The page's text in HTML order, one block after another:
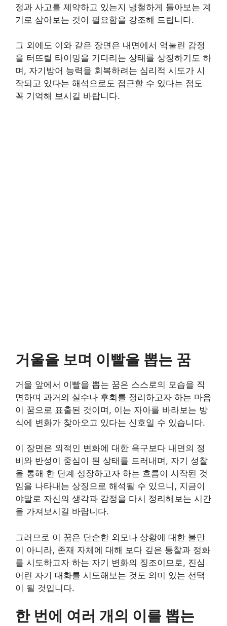
정과 사고를 제약하고 있는지 냉철하게 돌아보는 계
기로 삼아보는 것이 필요함을 강조해 드립니다.
그 외에도 이와 같은 장면은 내면에서 억눌린 감정
을 터뜨릴 타이밍을 기다리는 상태를 상징하기도 하
며, 자기방어 능력을 회복하려는 심리적 시도가 시
작되고 있다는 해석으로도 접근할 수 있다는 점도
꼭 기억해 보시길 바랍니다.
거울을 보며 이빨을 뽑는 꿈
거울 앞에서 이빨을 뽑는 꿈은 스스로의 모습을 직
면하며 과거의 실수나 후회를 정리하고자 하는 마음
이 꿈으로 표출된 것이며, 이는 자아를 바라보는 방
식에 변화가 찾아오고 있다는 신호일 수 있습니다.
이 장면은 외적인 변화에 대한 욕구보다 내면의 정
비와 반성이 중심이 된 상태를 드러내며, 자기 성찰
을 통해 한 단계 성장하고자 하는 흐름이 시작된 것
임을 나타내는 상징으로 해석될 수 있으니, 지금이
야말로 자신의 생각과 감정을 다시 정리해보는 시간
을 가져보시길 바랍니다.
그러므로 이 꿈은 단순한 외모나 상황에 대한 불만
이 아니라, 존재 자체에 대해 보다 깊은 통찰과 정화
를 시도하고자 하는 자기 변화의 징조이므로, 진심
어린 자기 대화를 시도해보는 것도 의미 있는 선택
이 될 것입니다.
한 번에 여러 개의 이를 뽑는